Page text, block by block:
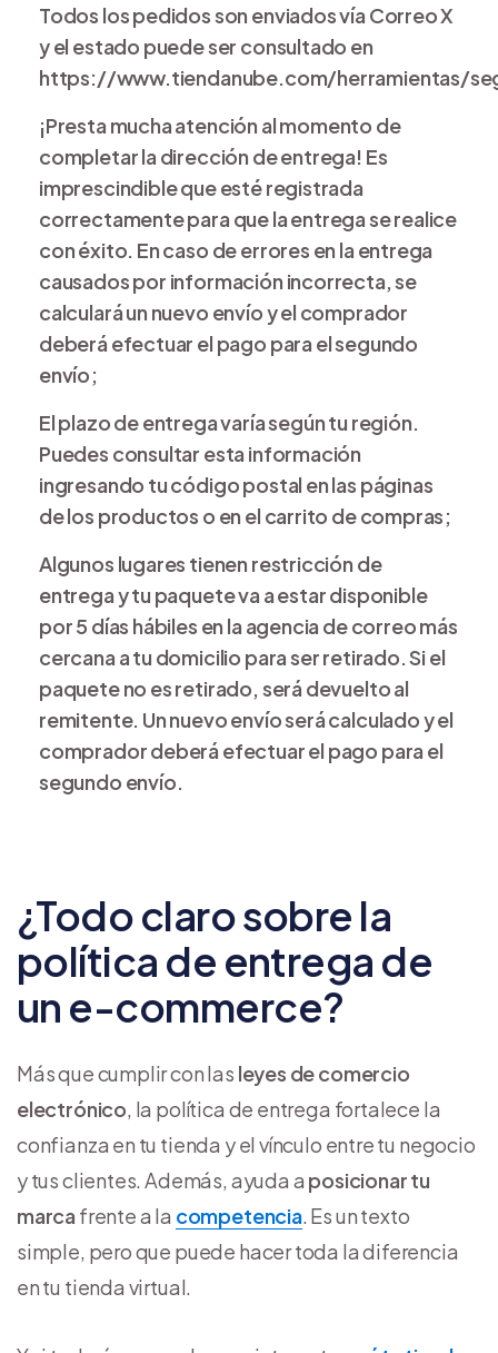
Todos los pedidos son enviados vía Correo X
y el estado puede ser consultado en
https://www.tiendanube.com/herramientas/
¡Presta mucha atención al momento de
completar la dirección de entrega! Es
imprescindible que esté registrada
correctamente para que la entrega se realice
con éxito. En caso de errores en la entrega
causados por información incorrecta, se
calculará un nuevo envío y el comprador
deberá efectuar el pago para el segundo
envío;
El plazo de entrega varía según tu región.
Puedes consultar esta información
ingresando tu código postal en las páginas
de los productos o en el carrito de compras;
Algunos lugares tienen restricción de
entrega y tu paquete va a estar disponible
por 5 días hábiles en la agencia de correo más
cercana a tu domicilio para ser retirado. Si el
paquete no es retirado, será devuelto al
remitente. Un nuevo envío será calculado y el
comprador deberá efectuar el pago para el
segundo envío.
¿Todo claro sobre la
política de entrega de
un e-commerce?
Más que cumplir con las leyes de comercio
electrónico, la política de entrega fortalece la
confianza en tu tienda y el vínculo entre tu negocio
y tus clientes. Además, ayuda a posicionar tu
marca frente a la competencia. Es un texto
simple, pero que puede hacer toda la diferencia
en tu tienda virtual.